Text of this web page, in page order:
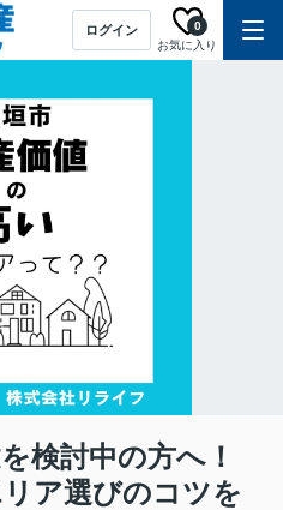
ログイン
お気に入り
0
検討中の方へ！
ア選びのコツを